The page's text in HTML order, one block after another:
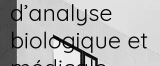
d’analyse
biologique et